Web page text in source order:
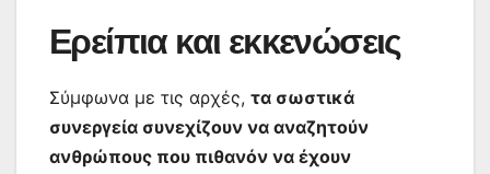
Ερείπια και εκκενώσεις
Σύμφωνα με τις αρχές, τα σωστικά
συνεργεία συνεχίζουν να αναζητούν
ανθρώπους που πιθανόν να έχουν